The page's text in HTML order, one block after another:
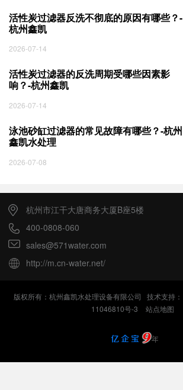
活性炭过滤器反洗不彻底的原因有哪些？-
杭州鑫凯
2026-07-14
活性炭过滤器的反洗周期受哪些因素影
响？-杭州鑫凯
2026-07-14
泳池砂缸过滤器的常见故障有哪些？-杭州
鑫凯水处理
2026-07-08
杭州市江干大唐商务大厦B座5楼
400-0808-060
sales@571water.com
http://m.cn-water.net/
版权所有：杭州鑫凯水处理设备有限公司 技术支持：
11046810号-3
站点地图